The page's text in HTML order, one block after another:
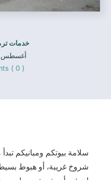
خدمات
أغسطس 8, 2026
( 0 )
سلامة بيوتكم ومبانيكم
شروخ غريبة، أو هبوط